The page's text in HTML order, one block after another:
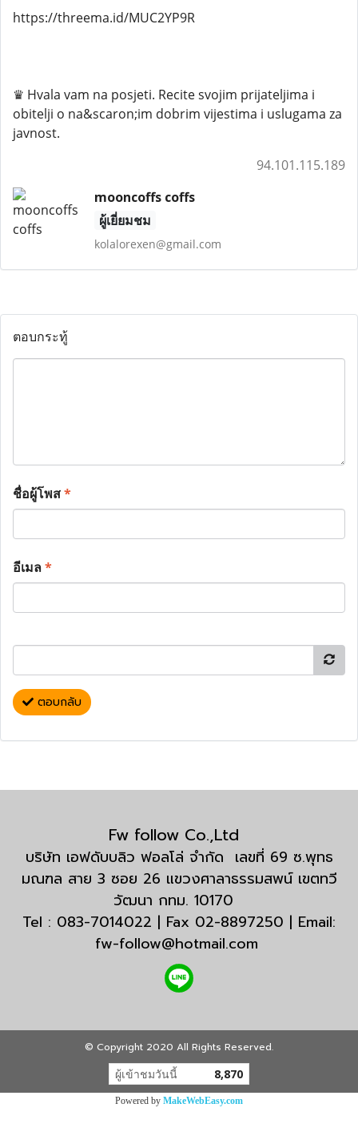
https://threema.id/MUC2YP9R
♛ Hvala vam na posjeti. Recite svojim prijateljima i
obitelji o na&scaron;im dobrim vijestima i uslugama za
javnost.
94.101.115.189
mooncoffs coffs
ผู้เยี่ยมชม
kolalorexen@gmail.com
ตอบกระทู้
ชื่อผู้โพส*
อีเมล*
ตอบกลับ
Fw follow Co.,Ltd
บริษัท เอฟดับบลิว ฟอลโล่ จำกัด เลขที่ 69 ซ.พุทธ
มณฑล สาย 3 ซอย 26 แขวงศาลาธรรมสพน์ เขตทวี
วัฒนา กทม. 10170
Tel : 083-7014022 | Fax 02-8897250 | Email:
fw-follow@hotmail.com
© Copyright 2020 All Rights Reserved.
ผู้เข้าชมวันนี้ 8,870
Powered by MakeWebEasy.com